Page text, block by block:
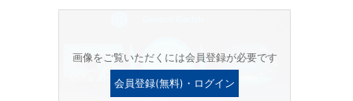
画像をご覧いただくには会員登録が必要です
会員登録(無料)・ログイン